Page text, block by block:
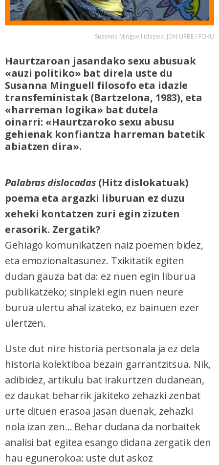
Susanna Minguell idazlea. JON URBE / FOKU
Haurtzaroan jasandako sexu abusuak
«auzi politiko» bat direla uste du
Susanna Minguell filosofo eta idazle
transfeministak (Bartzelona, 1983), eta
«harreman logika» bat dutela
oinarri: «Haurtzaroko sexu abusu
gehienak konfiantza harreman batetik
abiatzen dira».
Palabras dislocadas (Hitz dislokatuak)
poema eta argazki liburuan ez duzu
xeheki kontatzen zuri egin zizuten
erasorik. Zergatik?
Gehiago komunikatzen naiz poemen bidez,
eta emozionaltasunez. Txikitatik egiten
dudan gauza bat da: ez nuen egin liburua
publikatzeko; sinpleki egin nuen neure
burua ulertu ahal izateko, ez bainuen ezer
ulertzen.
Uste dut nire historia pertsonala ja ez dela
historia kolektiboa bezain garrantzitsua. Nik,
adibidez, artikulu bat irakurtzen dudanean,
ez daukat beharrik jakiteko zehazki zenbat
urte dituen erasoa jasan duenak, zehazki
nola izan zen... Behar dudana da norbaitek
analisi bat egitea esango didana zergatik den
hau egunerokoa: uste dut askoz